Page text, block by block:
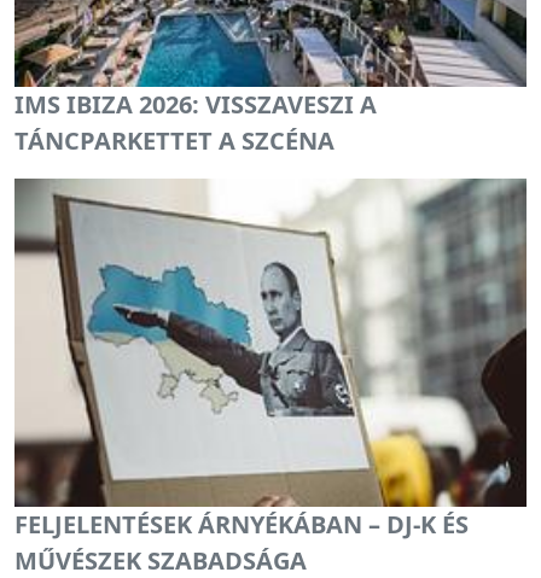
IMS IBIZA 2026: VISSZAVESZI A
TÁNCPARKETTET A SZCÉNA
FELJELENTÉSEK ÁRNYÉKÁBAN – DJ-K ÉS
MŰVÉSZEK SZABADSÁGA